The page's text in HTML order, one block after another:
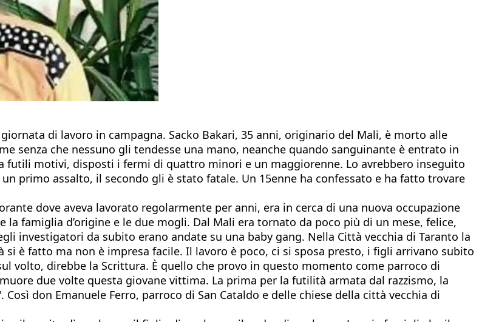
di lavoro in campagna. Sacko Bakari, 35 anni, originario del Mali, è morto alle
senza che nessuno gli tendesse una mano, neanche quando sanguinante è entrato in
futili motivi, disposti i fermi di quattro minori e un maggiorenne. Lo avrebbero inseguito
primo assalto, il secondo gli è stato fatale. Un 15enne ha confessato e ha fatto trovare
dove aveva lavorato regolarmente per anni, era in cerca di una nuova occupazione
famiglia d’origine e le due mogli. Dal Mali era tornato da poco più di un mese, felice,
investigatori da subito erano andate su una baby gang. Nella Città vecchia di Taranto la
è fatto ma non è impresa facile. Il lavoro è poco, ci si sposa presto, i figli arrivano subito
volto, direbbe la Scrittura. È quello che provo in questo momento come parroco di
due volte questa giovane vittima. La prima per la futilità armata dal razzismo, la
don Emanuele Ferro, parroco di San Cataldo e delle chiese della città vecchia di